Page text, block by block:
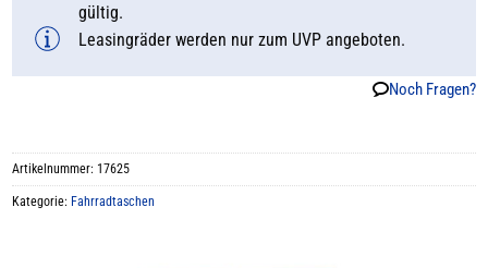
gültig.
Leasingräder werden nur zum UVP angeboten.
Noch Fragen?
Artikelnummer: 17625
Kategorie: Fahrradtaschen